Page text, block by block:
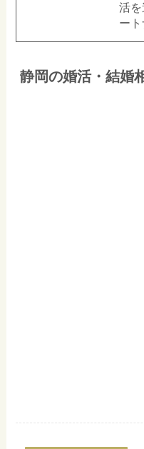
活
ー
静岡の婚活・結婚